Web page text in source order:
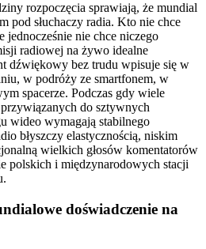
rozpoczęcia sprawiają, że mundial
pod słuchaczy radia. Kto nie chce
jednocześnie nie chce niczego
radiowej na żywo idealne
dźwiękowy bez trudu wpisuje się w
w podróży ze smartfonem, w
spacerze. Podczas gdy wiele
do sztywnych
wideo wymagają stabilnego
błyszczy elastycznością, niskim
wielkich głosów komentatorów
polskich i międzynarodowych stacji
doświadczenie na